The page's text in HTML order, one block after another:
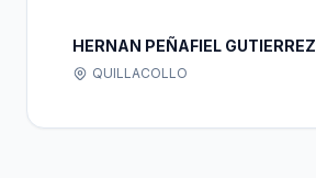
HERNAN PEÑAFIEL GUTIERREZ
QUILLACOLLO